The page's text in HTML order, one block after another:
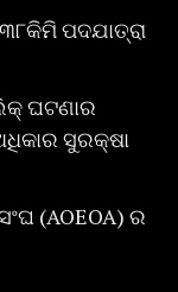
ପଦଯାତ୍ରା
ଘଟଣାର
ସୁରକ୍ଷା
(AOEOA) ର